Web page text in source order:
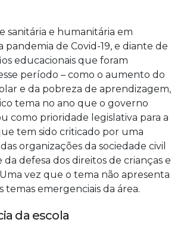
sanitária e humanitária em
pandemia de Covid-19, e diante de
educacionais que foram
período – como o aumento do
e da pobreza de aprendizagem,
tema no ano que o governo
como prioridade legislativa para a
tem sido criticado por uma
organizações da sociedade civil
defesa dos direitos de crianças e
vez que o tema não apresenta
temas emergenciais da área.
da escola